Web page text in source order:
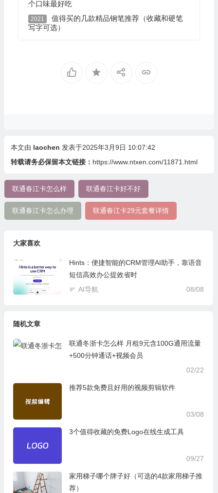
个口味最好吃
2021
值得买的几款精品钢笔推荐（收藏和硬笔
写字可选）
本文由 laochen 发表于2025年3月9日 10:07:42
转载请务必保留本文链接： https://www.ntxen.com/11871.html
联通春江卡怎么样 联通春江卡好不好
联通春江卡怎么办理 联通春江卡29元套餐详情
大家喜欢
Hints：便捷智能的CRM管理AI助手，靠语音
短信高效办公提效省时
08/08
AI导航
随机文章
联通冬浙卡怎么样 月租9元含100G通用流量
+500分钟通话+视频会员
02/22
推荐5款免费且好用的视频剪辑软件
03/08
3个值得收藏的免费Logo在线生成工具
09/27
家用梯子哪个牌子好（可选的4款家用梯子推
荐）